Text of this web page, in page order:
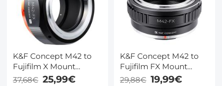
K&F Concept M42 to
Fujifilm X Mount
Adapter
37,68€ 25,99€
K&F Concept M42 to
Fujifilm FX Mount
Adapter Ring
29,88€ 19,99€